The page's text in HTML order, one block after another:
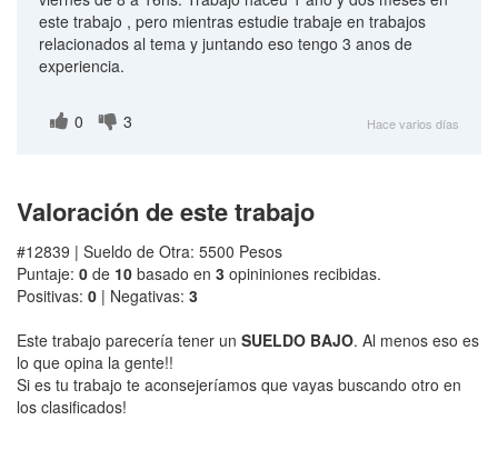
este trabajo , pero mientras estudie trabaje en trabajos
relacionados al tema y juntando eso tengo 3 anos de
experiencia.
0 3 Hace varios días
Valoración de este trabajo
#12839 | Sueldo de Otra: 5500 Pesos
Puntaje: 0 de 10 basado en 3 opininiones recibidas.
Positivas: 0 | Negativas: 3
Este trabajo parecería tener un SUELDO BAJO. Al menos eso es
lo que opina la gente!!
Si es tu trabajo te aconsejeríamos que vayas buscando otro en
los clasificados!